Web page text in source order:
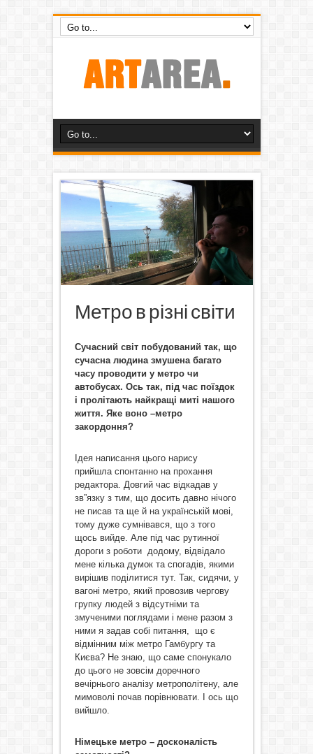
Метро в різні світи
Сучасний світ побудований так, що
сучасна людина змушена багато
часу проводити у метро чи
автобусах. Ось так, під час поїздок
і пролітають найкращі миті нашого
життя. Яке воно –метро
закордоння?
Ідея написання цього нарису
прийшла спонтанно на прохання
редактора. Довгий час відкадав у
зв”язку з тим, що досить давно нічого
не писав та ще й на українській мові,
тому дуже сумнівався, що з того
щось вийде. Але під час рутинної
дороги з роботи додому, відвідало
мене кілька думок та спогадів, якими
вирішив поділитися тут. Так, сидячи, у
вагоні метро, який провозив чергову
групку людей з відсутніми та
змученими поглядами і мене разом з
ними я задав собі питання, що є
відмінним між метро Гамбургу та
Києва? Не знаю, що саме спонукало
до цього не зовсім доречного
вечірнього аналізу метрополітену, але
мимоволі почав порівнювати. І ось що
вийшло.
Німецьке метро – досконалість